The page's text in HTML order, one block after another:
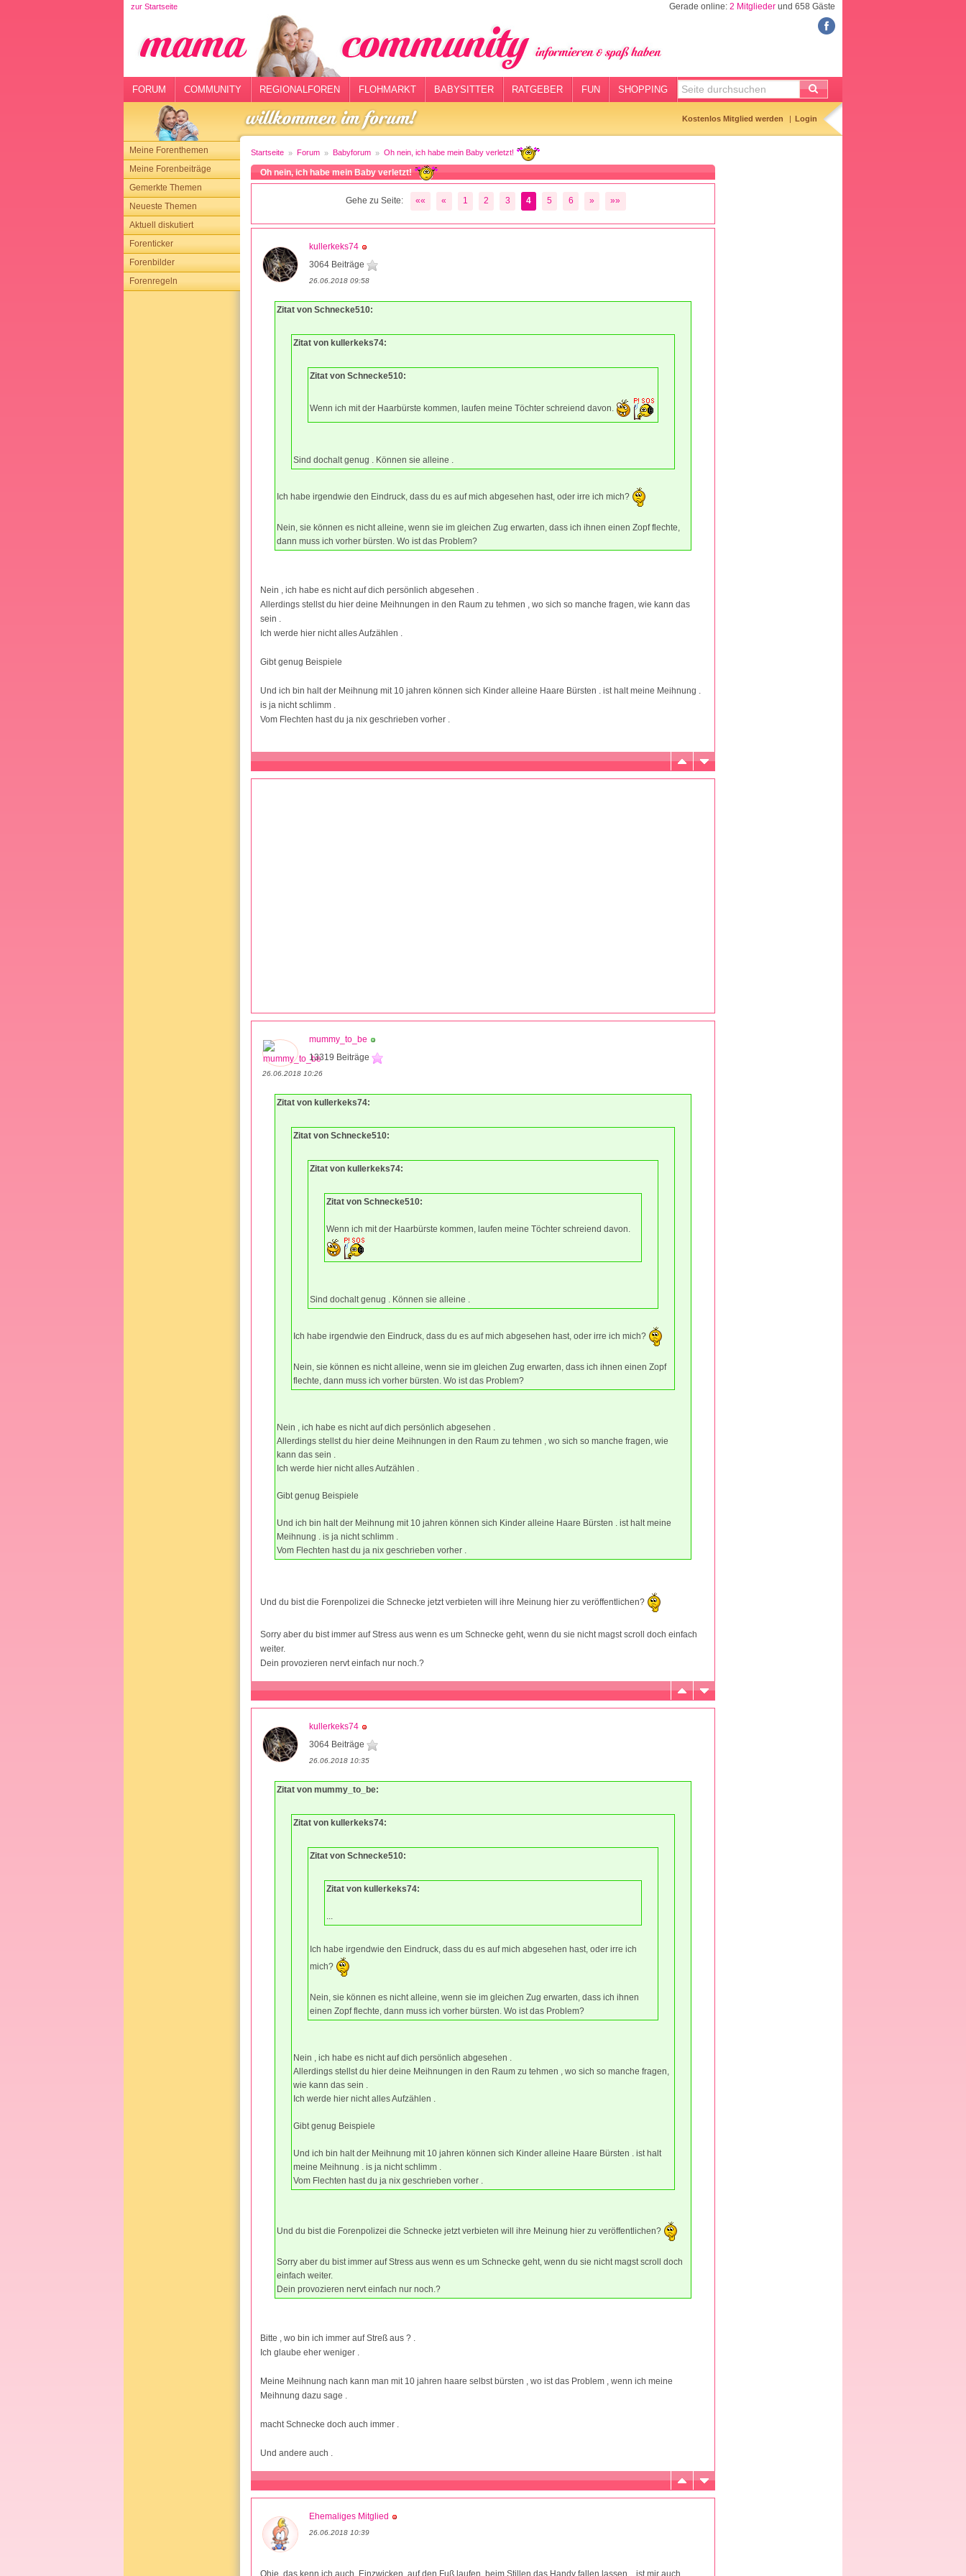
zur Startseite Gerade online: 2 Mitglieder und 658 Gäste
FORUM COMMUNITY REGIONALFOREN FLOHMARKT BABYSITTER RATGEBER FUN SHOPPING
Kostenlos Mitglied werden Login
Meine Forenthemen
Meine Forenbeiträge
Gemerkte Themen
Neueste Themen
Aktuell diskutiert
Forenticker
Forenbilder
Forenregeln
Startseite Forum Babyforum Oh nein, ich habe mein Baby verletzt!
Oh nein, ich habe mein Baby verletzt!
Gehe zu Seite: «« « 1 2 3 4 5 6 » »»
kullerkeks74
3064 Beiträge
26.06.2018 09:58
Zitat von Schnecke510:
Zitat von kullerkeks74:
Zitat von Schnecke510:
Wenn ich mit der Haarbürste kommen, laufen meine Töchter schreiend davon.
Sind dochalt genug . Können sie alleine .
Ich habe irgendwie den Eindruck, dass du es auf mich abgesehen hast, oder irre ich mich?
Nein, sie können es nicht alleine, wenn sie im gleichen Zug erwarten, dass ich ihnen einen Zopf flechte,
dann muss ich vorher bürsten. Wo ist das Problem?
Nein , ich habe es nicht auf dich persönlich abgesehen .
Allerdings stellst du hier deine Meihnungen in den Raum zu tehmen , wo sich so manche fragen, wie kann das
sein .
Ich werde hier nicht alles Aufzählen .
Gibt genug Beispiele
Und ich bin halt der Meihnung mit 10 jahren können sich Kinder alleine Haare Bürsten . ist halt meine Meihnung .
is ja nicht schlimm .
Vom Flechten hast du ja nix geschrieben vorher .
mummy_to_be
13319 Beiträge
26.06.2018 10:26
Zitat von kullerkeks74:
Zitat von Schnecke510:
Zitat von kullerkeks74:
Zitat von Schnecke510:
Wenn ich mit der Haarbürste kommen, laufen meine Töchter schreiend davon.
Sind dochalt genug . Können sie alleine .
Ich habe irgendwie den Eindruck, dass du es auf mich abgesehen hast, oder irre ich mich?
Nein, sie können es nicht alleine, wenn sie im gleichen Zug erwarten, dass ich ihnen einen Zopf
flechte, dann muss ich vorher bürsten. Wo ist das Problem?
Nein , ich habe es nicht auf dich persönlich abgesehen .
Allerdings stellst du hier deine Meihnungen in den Raum zu tehmen , wo sich so manche fragen, wie
kann das sein .
Ich werde hier nicht alles Aufzählen .
Gibt genug Beispiele
Und ich bin halt der Meihnung mit 10 jahren können sich Kinder alleine Haare Bürsten . ist halt meine
Meihnung . is ja nicht schlimm .
Vom Flechten hast du ja nix geschrieben vorher .
Und du bist die Forenpolizei die Schnecke jetzt verbieten will ihre Meinung hier zu veröffentlichen?
Sorry aber du bist immer auf Stress aus wenn es um Schnecke geht, wenn du sie nicht magst scroll doch einfach
weiter.
Dein provozieren nervt einfach nur noch.?
kullerkeks74
3064 Beiträge
26.06.2018 10:35
Zitat von mummy_to_be:
Zitat von kullerkeks74:
Zitat von Schnecke510:
Zitat von kullerkeks74:
Ich habe irgendwie den Eindruck, dass du es auf mich abgesehen hast, oder irre ich
mich?
Nein, sie können es nicht alleine, wenn sie im gleichen Zug erwarten, dass ich ihnen
einen Zopf flechte, dann muss ich vorher bürsten. Wo ist das Problem?
Nein , ich habe es nicht auf dich persönlich abgesehen .
Allerdings stellst du hier deine Meihnungen in den Raum zu tehmen , wo sich so manche fragen,
wie kann das sein .
Ich werde hier nicht alles Aufzählen .
Gibt genug Beispiele
Und ich bin halt der Meihnung mit 10 jahren können sich Kinder alleine Haare Bürsten . ist halt
meine Meihnung . is ja nicht schlimm .
Vom Flechten hast du ja nix geschrieben vorher .
Und du bist die Forenpolizei die Schnecke jetzt verbieten will ihre Meinung hier zu veröffentlichen?
Sorry aber du bist immer auf Stress aus wenn es um Schnecke geht, wenn du sie nicht magst scroll doch
einfach weiter.
Dein provozieren nervt einfach nur noch.?
Bitte , wo bin ich immer auf Streß aus ? .
Ich glaube eher weniger .
Meine Meihnung nach kann man mit 10 jahren haare selbst bürsten , wo ist das Problem , wenn ich meine
Meihnung dazu sage .
macht Schnecke doch auch immer .
Und andere auch .
Ehemaliges Mitglied
26.06.2018 10:39
Ohje, das kenn ich auch. Einzwicken, auf den Fuß laufen, beim Stillen das Handy fallen lassen... ist mir auch